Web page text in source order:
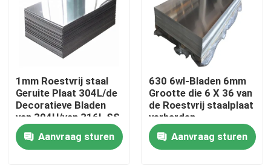
Kwaliteitscontrole
Neem contact met ons op
Nieuws
Vraag een offerte
1mm Roestvrij staal
Geruite Plaat 304L/de
Decoratieve Bladen
van 304H/van 316L SS
Aanvraag sturen
630 6wl-Bladen 6mm
Grootte die 6 X 36 van
de Roestvrij staalplaat
verharden
Aanvraag sturen